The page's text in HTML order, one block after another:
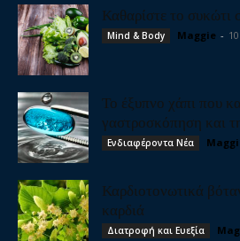
Καθαρίστε το συκώτι
Mind & Body Maggie -
Το έξυπνο χάπι που
γαστροσκόπηση και
Ενδιαφέροντα Νέα
Καρδιοτονωτικά
καρδιά
Διατροφή και Ευεξία